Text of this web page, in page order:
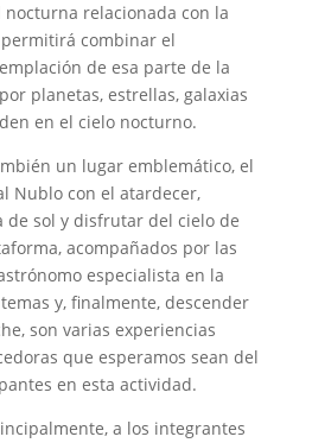
relacionada con la
combinar el
de esa parte de la
planetas, estrellas, galaxias
en el cielo nocturno.
un lugar emblemático, el
Nublo con el atardecer,
de sol y disfrutar del cielo de
acompañados por las
especialista en la
y, finalmente, descender
son varias experiencias
que esperamos sean del
en esta actividad.
a los integrantes